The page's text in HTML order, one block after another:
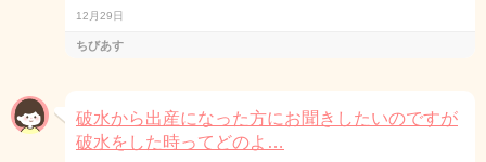
12月29日
ちびあす
破水から出産になった方にお聞きしたいのですが
破水をした時ってどのよ…